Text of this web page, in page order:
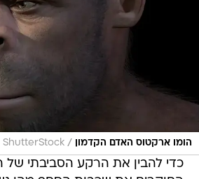
הומו ארקטוס האדם הקדמון /
ShutterStock
כדי להבין את הרקע הסביבתי של